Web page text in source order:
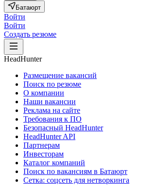
Батаюрт
Войти
Войти
Создать резюме
HeadHunter
Размещение вакансий
Поиск по резюме
О компании
Наши вакансии
Реклама на сайте
Требования к ПО
Безопасный HeadHunter
HeadHunter API
Партнерам
Инвесторам
Каталог компаний
Поиск по вакансиям в Батаюрт
Сетка: соцсеть для нетворкинга